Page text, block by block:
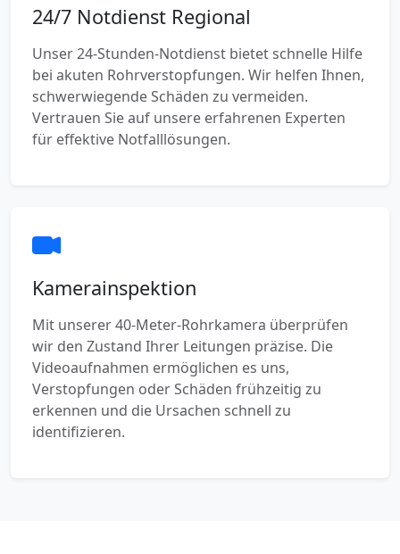
24/7 Notdienst Regional
Unser 24-Stunden-Notdienst bietet schnelle Hilfe
bei akuten Rohrverstopfungen. Wir helfen Ihnen,
schwerwiegende Schäden zu vermeiden.
Vertrauen Sie auf unsere erfahrenen Experten
für effektive Notfalllösungen.
Kamerainspektion
Mit unserer 40-Meter-Rohrkamera überprüfen
wir den Zustand Ihrer Leitungen präzise. Die
Videoaufnahmen ermöglichen es uns,
Verstopfungen oder Schäden frühzeitig zu
erkennen und die Ursachen schnell zu
identifizieren.